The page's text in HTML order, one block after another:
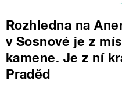
Rozhledna na
v Sosnové je z
kamene. Je z ní
Praděd